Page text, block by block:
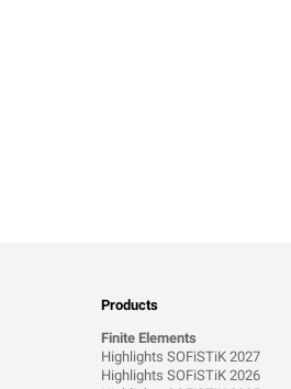
Products
Finite Elements
Highlights SOFiSTiK 2027
Highlights SOFiSTiK 2026